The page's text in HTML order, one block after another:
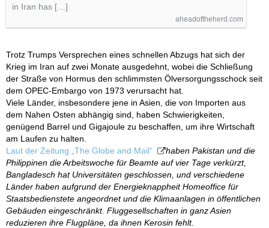
in Iran has […]
aheadoftheherd.com
Trotz Trumps Versprechen eines schnellen Abzugs hat sich der
Krieg im Iran auf zwei Monate ausgedehnt, wobei die Schließung
der Straße von Hormus den schlimmsten Ölversorgungsschock seit
dem OPEC-Embargo von 1973 verursacht hat.
Viele Länder, insbesondere jene in Asien, die von Importen aus
dem Nahen Osten abhängig sind, haben Schwierigkeiten,
genügend Barrel und Gigajoule zu beschaffen, um ihre Wirtschaft
am Laufen zu halten.
Laut der Zeitung „The Globe and Mail“
haben Pakistan und die
Philippinen die Arbeitswoche für Beamte auf vier Tage verkürzt,
Bangladesch hat Universitäten geschlossen, und verschiedene
Länder haben aufgrund der Energieknappheit Homeoffice für
Staatsbedienstete angeordnet und die Klimaanlagen in öffentlichen
Gebäuden eingeschränkt. Fluggesellschaften in ganz Asien
reduzieren ihre Flugpläne, da ihnen Kerosin fehlt.